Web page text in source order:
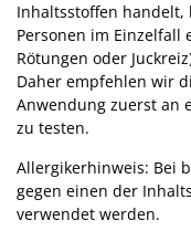
Inhaltsstoffen handelt,
Personen im Einzelfall
Rötungen oder
Daher empfehlen wir
Anwendung zuerst an
zu testen.
Allergikerhinweis: Bei
gegen einen der
verwendet werden.